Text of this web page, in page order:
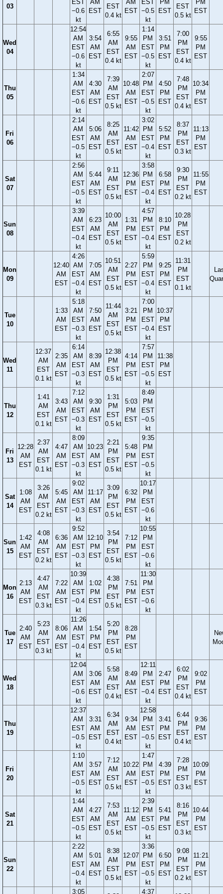
03
EST
−0.6
kt
AM
EST
EST
0.4 kt
AM
EST
EST
−0.5
kt
PM
EST
EST
0.5 kt
PM
EST
Wed
04
12:54
AM
EST
−0.6
kt
3:54
AM
EST
6:55
AM
EST
0.4 kt
9:55
AM
EST
1:14
PM
EST
−0.5
kt
3:51
PM
EST
7:00
PM
EST
0.4 kt
9:55
PM
EST
Thu
05
1:34
AM
EST
−0.6
kt
4:30
AM
EST
7:39
AM
EST
0.5 kt
10:48
AM
EST
2:07
PM
EST
−0.5
kt
4:50
PM
EST
7:48
PM
EST
0.4 kt
10:34
PM
EST
Fri
06
2:14
AM
EST
−0.5
kt
5:06
AM
EST
8:25
AM
EST
0.5 kt
11:42
AM
EST
3:02
PM
EST
−0.4
kt
5:52
PM
EST
8:37
PM
EST
0.3 kt
11:13
PM
EST
Sat
07
2:56
AM
EST
−0.5
kt
5:44
AM
EST
9:11
AM
EST
0.5 kt
12:36
PM
EST
3:58
PM
EST
−0.4
kt
6:58
PM
EST
9:30
PM
EST
0.2 kt
11:55
PM
EST
Sun
08
3:39
AM
EST
−0.4
kt
6:23
AM
EST
10:00
AM
EST
0.5 kt
1:31
PM
EST
4:57
PM
EST
−0.4
kt
8:10
PM
EST
10:28
PM
EST
0.2 kt
Mon
09
12:40
AM
EST
4:26
AM
EST
−0.4
kt
7:05
AM
EST
10:51
AM
EST
0.5 kt
2:27
PM
EST
5:59
PM
EST
−0.4
kt
9:25
PM
EST
11:31
PM
EST
0.1 kt
Tue
10
1:33
AM
EST
5:18
AM
EST
−0.3
kt
7:50
AM
EST
11:44
AM
EST
0.5 kt
3:21
PM
EST
7:00
PM
EST
−0.4
kt
10:37
PM
EST
Wed
11
12:37
AM
EST
0.1 kt
2:35
AM
EST
6:14
AM
EST
−0.3
kt
8:39
AM
EST
12:38
PM
EST
0.5 kt
4:14
PM
EST
7:57
PM
EST
−0.5
kt
11:38
PM
EST
Thu
12
1:41
AM
EST
0.1 kt
3:43
AM
EST
7:12
AM
EST
−0.3
kt
9:30
AM
EST
1:31
PM
EST
0.5 kt
5:03
PM
EST
8:49
PM
EST
−0.5
kt
Fri
13
12:28
AM
EST
2:37
AM
EST
0.1 kt
4:47
AM
EST
8:09
AM
EST
−0.3
kt
10:23
AM
EST
2:21
PM
EST
0.5 kt
5:48
PM
EST
9:35
PM
EST
−0.5
kt
Sat
14
1:08
AM
EST
3:26
AM
EST
0.2 kt
5:45
AM
EST
9:02
AM
EST
−0.3
kt
11:17
AM
EST
3:09
PM
EST
0.5 kt
6:32
PM
EST
10:17
PM
EST
−0.6
kt
Sun
15
1:42
AM
EST
4:08
AM
EST
0.2 kt
6:36
AM
EST
9:52
AM
EST
−0.3
kt
12:10
PM
EST
3:54
PM
EST
0.5 kt
7:12
PM
EST
10:55
PM
EST
−0.6
kt
Mon
16
2:13
AM
EST
4:47
AM
EST
0.3 kt
7:22
AM
EST
10:39
AM
EST
−0.4
kt
1:02
PM
EST
4:38
PM
EST
0.5 kt
7:51
PM
EST
11:30
PM
EST
−0.6
kt
Tue
17
2:40
AM
EST
5:23
AM
EST
0.3 kt
8:06
AM
EST
11:26
AM
EST
−0.4
kt
1:54
PM
EST
5:20
PM
EST
0.5 kt
8:28
PM
EST
Wed
18
12:04
AM
EST
−0.6
kt
3:06
AM
EST
5:58
AM
EST
0.4 kt
8:49
AM
EST
12:11
PM
EST
−0.4
kt
2:47
PM
EST
6:02
PM
EST
0.4 kt
9:02
PM
EST
Thu
19
12:37
AM
EST
−0.5
kt
3:31
AM
EST
6:34
AM
EST
0.4 kt
9:34
AM
EST
12:58
PM
EST
−0.5
kt
3:41
PM
EST
6:44
PM
EST
0.4 kt
9:36
PM
EST
Fri
20
1:10
AM
EST
−0.5
kt
3:57
AM
EST
7:12
AM
EST
0.5 kt
10:22
AM
EST
1:47
PM
EST
−0.5
kt
4:39
PM
EST
7:28
PM
EST
0.3 kt
10:09
PM
EST
Sat
21
1:44
AM
EST
−0.5
kt
4:27
AM
EST
7:53
AM
EST
0.5 kt
11:12
AM
EST
2:39
PM
EST
−0.5
kt
5:41
PM
EST
8:16
PM
EST
0.3 kt
10:44
PM
EST
Sun
22
2:22
AM
EST
−0.4
kt
5:01
AM
EST
8:38
AM
EST
0.5 kt
12:07
PM
EST
3:36
PM
EST
−0.5
kt
6:50
PM
EST
9:08
PM
EST
0.2 kt
11:21
PM
EST
3:05
4:37